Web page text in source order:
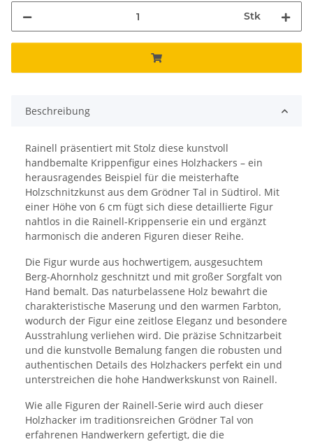
Stk
Beschreibung
Rainell präsentiert mit Stolz diese kunstvoll
handbemalte Krippenfigur eines Holzhackers – ein
herausragendes Beispiel für die meisterhafte
Holzschnitzkunst aus dem Grödner Tal in Südtirol. Mit
einer Höhe von 6 cm fügt sich diese detaillierte Figur
nahtlos in die Rainell-Krippenserie ein und ergänzt
harmonisch die anderen Figuren dieser Reihe.
Die Figur wurde aus hochwertigem, ausgesuchtem
Berg-Ahornholz geschnitzt und mit großer Sorgfalt von
Hand bemalt. Das naturbelassene Holz bewahrt die
charakteristische Maserung und den warmen Farbton,
wodurch der Figur eine zeitlose Eleganz und besondere
Ausstrahlung verliehen wird. Die präzise Schnitzarbeit
und die kunstvolle Bemalung fangen die robusten und
authentischen Details des Holzhackers perfekt ein und
unterstreichen die hohe Handwerkskunst von Rainell.
Wie alle Figuren der Rainell-Serie wird auch dieser
Holzhacker im traditionsreichen Grödner Tal von
erfahrenen Handwerkern gefertigt, die die